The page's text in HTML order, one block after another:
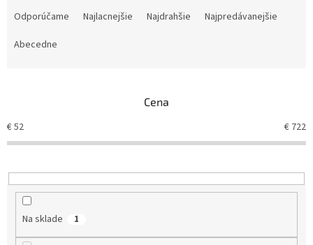
Odporúčame Najlacnejšie Najdrahšie
Najpredávanejšie
Abecedne
Cena
€52 € 722
Na sklade 1